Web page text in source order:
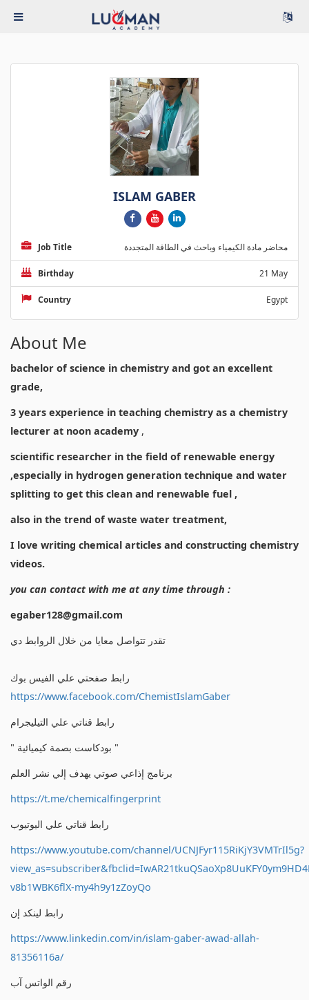
ISLAM GABER
Job Title محاضر مادة الكيمياء وباحث في الطاقة المتجددة
Birthday 21 May
Country Egypt
About Me
bachelor of science in chemistry and got an excellent
grade,
3 years experience in teaching chemistry as a chemistry
lecturer at noon academy ,
scientific researcher in the field of renewable energy
,especially in hydrogen generation technique and water
splitting to get this clean and renewable fuel ,
also in the trend of waste water treatment,
I love writing chemical articles and constructing chemistry
videos.
you can contact with me at any time through :
egaber128@gmail.com
تقدر تتواصل معايا من خلال الروابط دي
رابط صفحتي علي الفيس بوك
https://www.facebook.com/ChemistIslamGaber
رابط قناتي علي التيليجرام
" بودكاست بصمة كيميائية "
برنامج إذاعي صوتي يهدف إلي نشر العلم
https://t.me/chemicalfingerprint
رابط قناتي علي اليوتيوب
https://www.youtube.com/channel/UCNJFyr115RiKjY3VMTrIl5g?
v8b1WBK6flX-my4h9y1zZoyQo
رابط لينكد إن
https://www.linkedin.com/in/islam-gaber-awad-allah-
81356116a/
رقم الواتس آب